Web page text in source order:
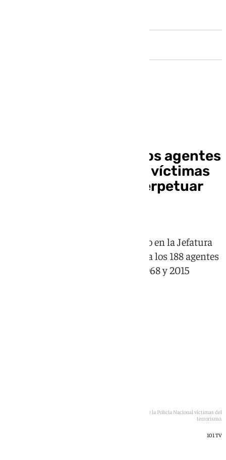
Granada recuerda a los agentes
de la Policía Nacional víctimas
de terrorismo para perpetuar
En un acto institucional celebrado en la Jefatura
Superior se ha rendido homenaje a los 188 agentes
asesinados por terroristas entre 1968 y 2015
Foto de familia tras el acto de homenaje a los agentes de la Policía Nacional víctimas del
terrorismo.
101 TV